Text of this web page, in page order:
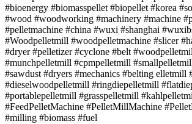
#bioenergy #biomasspellet #biopellet #korea
#wood #woodworking #machinery #machine
#pelletmachine #china #wuxi #shanghai
#Woodpelletmill #woodpelletmachine #slicer
#dryer #pelletizer #cyclone #belt
#munchpelletmill #cpmpelletmill
#sawdust #dryers #mechanics #belting elletmill
#dieselwoodpelletmill #ringdiepelletmill
#portablepelletmill #grasspelletmill
#FeedPelletMachine #PelletMillMachine
#milling #biomass #fuel